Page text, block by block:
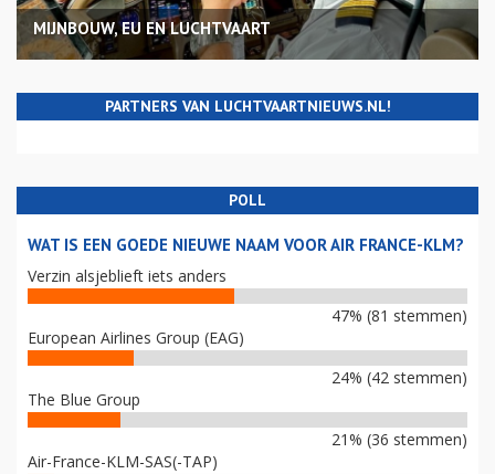
MIJNBOUW, EU EN LUCHTVAART
PARTNERS VAN LUCHTVAARTNIEUWS.NL!
POLL
WAT IS EEN GOEDE NIEUWE NAAM VOOR AIR FRANCE-KLM?
Verzin alsjeblieft iets anders
47% (81 stemmen)
European Airlines Group (EAG)
24% (42 stemmen)
The Blue Group
21% (36 stemmen)
Air-France-KLM-SAS(-TAP)